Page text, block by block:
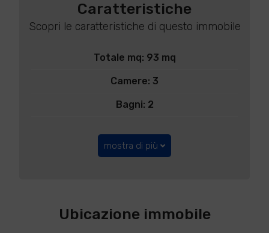
Caratteristiche
Scopri le caratteristiche di questo immobile
Totale mq: 93 mq
Camere: 3
Bagni: 2
mostra di più
Ubicazione immobile